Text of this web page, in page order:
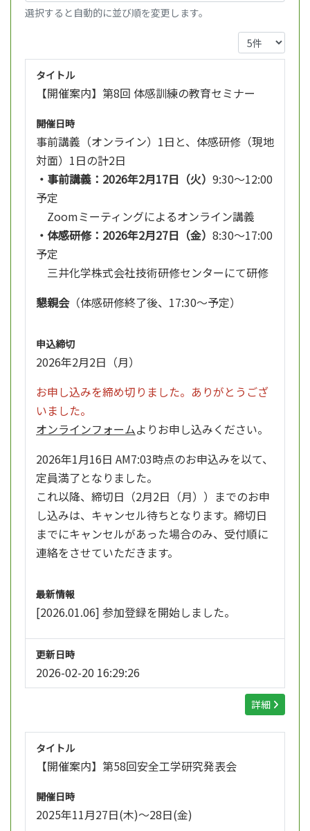
選択すると自動的に並び順を変更します。
タイトル
【開催案内】第8回 体感訓練の教育セミナー
開催日時
事前講義（オンライン）1日と、体感研修（現地
対面）1日の計2日
・ 事前講義：2026年2月17日（火） 9:30～12:00
予定
Zoomミーティングによるオンライン講義
・体感研修：2026年2月27日（金） 8:30～17:00
予定
三井化学株式会社技術研修センターにて研修
懇親会（体感研修終了後、17:30～予定）
申込締切
2026年2月2日（月）
お申し込みを締め切りました。ありがとうござ
いました。
オンラインフォームよりお申し込みください。
2026年1月16日 AM7:03時点のお申込みを以て、
定員満了となりました。
これ以降、締切日（2月2日（月））までのお申
し込みは、キャンセル待ちとなります。締切日
までにキャンセルがあった場合のみ、受付順に
連絡をさせていただきます。
最新情報
[2026.01.06] 参加登録を開始しました。
更新日時
2026-02-20 16:29:26
詳細
タイトル
【開催案内】第58回安全工学研究発表会
開催日時
2025年11月27日(木)～28日(金)